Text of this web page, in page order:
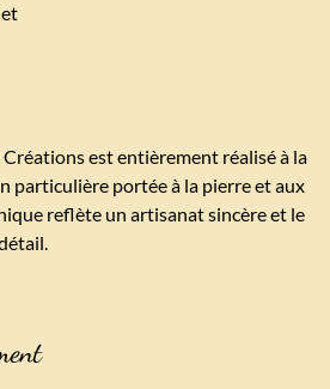
est entièrement réalisé à la
particulière portée à la pierre et aux
reflète un artisanat sincère et le